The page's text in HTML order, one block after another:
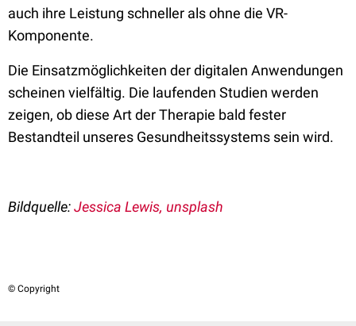
auch ihre Leistung schneller als ohne die VR-
Komponente.
Die Einsatzmöglichkeiten der digitalen Anwendungen
scheinen vielfältig. Die laufenden Studien werden
zeigen, ob diese Art der Therapie bald fester
Bestandteil unseres Gesundheitssystems sein wird.
Bildquelle:Jessica Lewis, unsplash
© Copyright